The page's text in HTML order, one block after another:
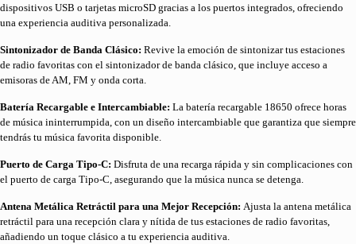
dispositivos USB o tarjetas microSD gracias a los puertos integrados, ofreciendo
una experiencia auditiva personalizada.
Sintonizador de Banda Clásico: Revive la emoción de sintonizar tus estaciones
de radio favoritas con el sintonizador de banda clásico, que incluye acceso a
emisoras de AM, FM y onda corta.
Batería Recargable e Intercambiable: La batería recargable 18650 ofrece horas
de música ininterrumpida, con un diseño intercambiable que garantiza que siempre
tendrás tu música favorita disponible.
Puerto de Carga Tipo-C: Disfruta de una recarga rápida y sin complicaciones con
el puerto de carga Tipo-C, asegurando que la música nunca se detenga.
Antena Metálica Retráctil para una Mejor Recepción: Ajusta la antena metálica
retráctil para una recepción clara y nítida de tus estaciones de radio favoritas,
añadiendo un toque clásico a tu experiencia auditiva.